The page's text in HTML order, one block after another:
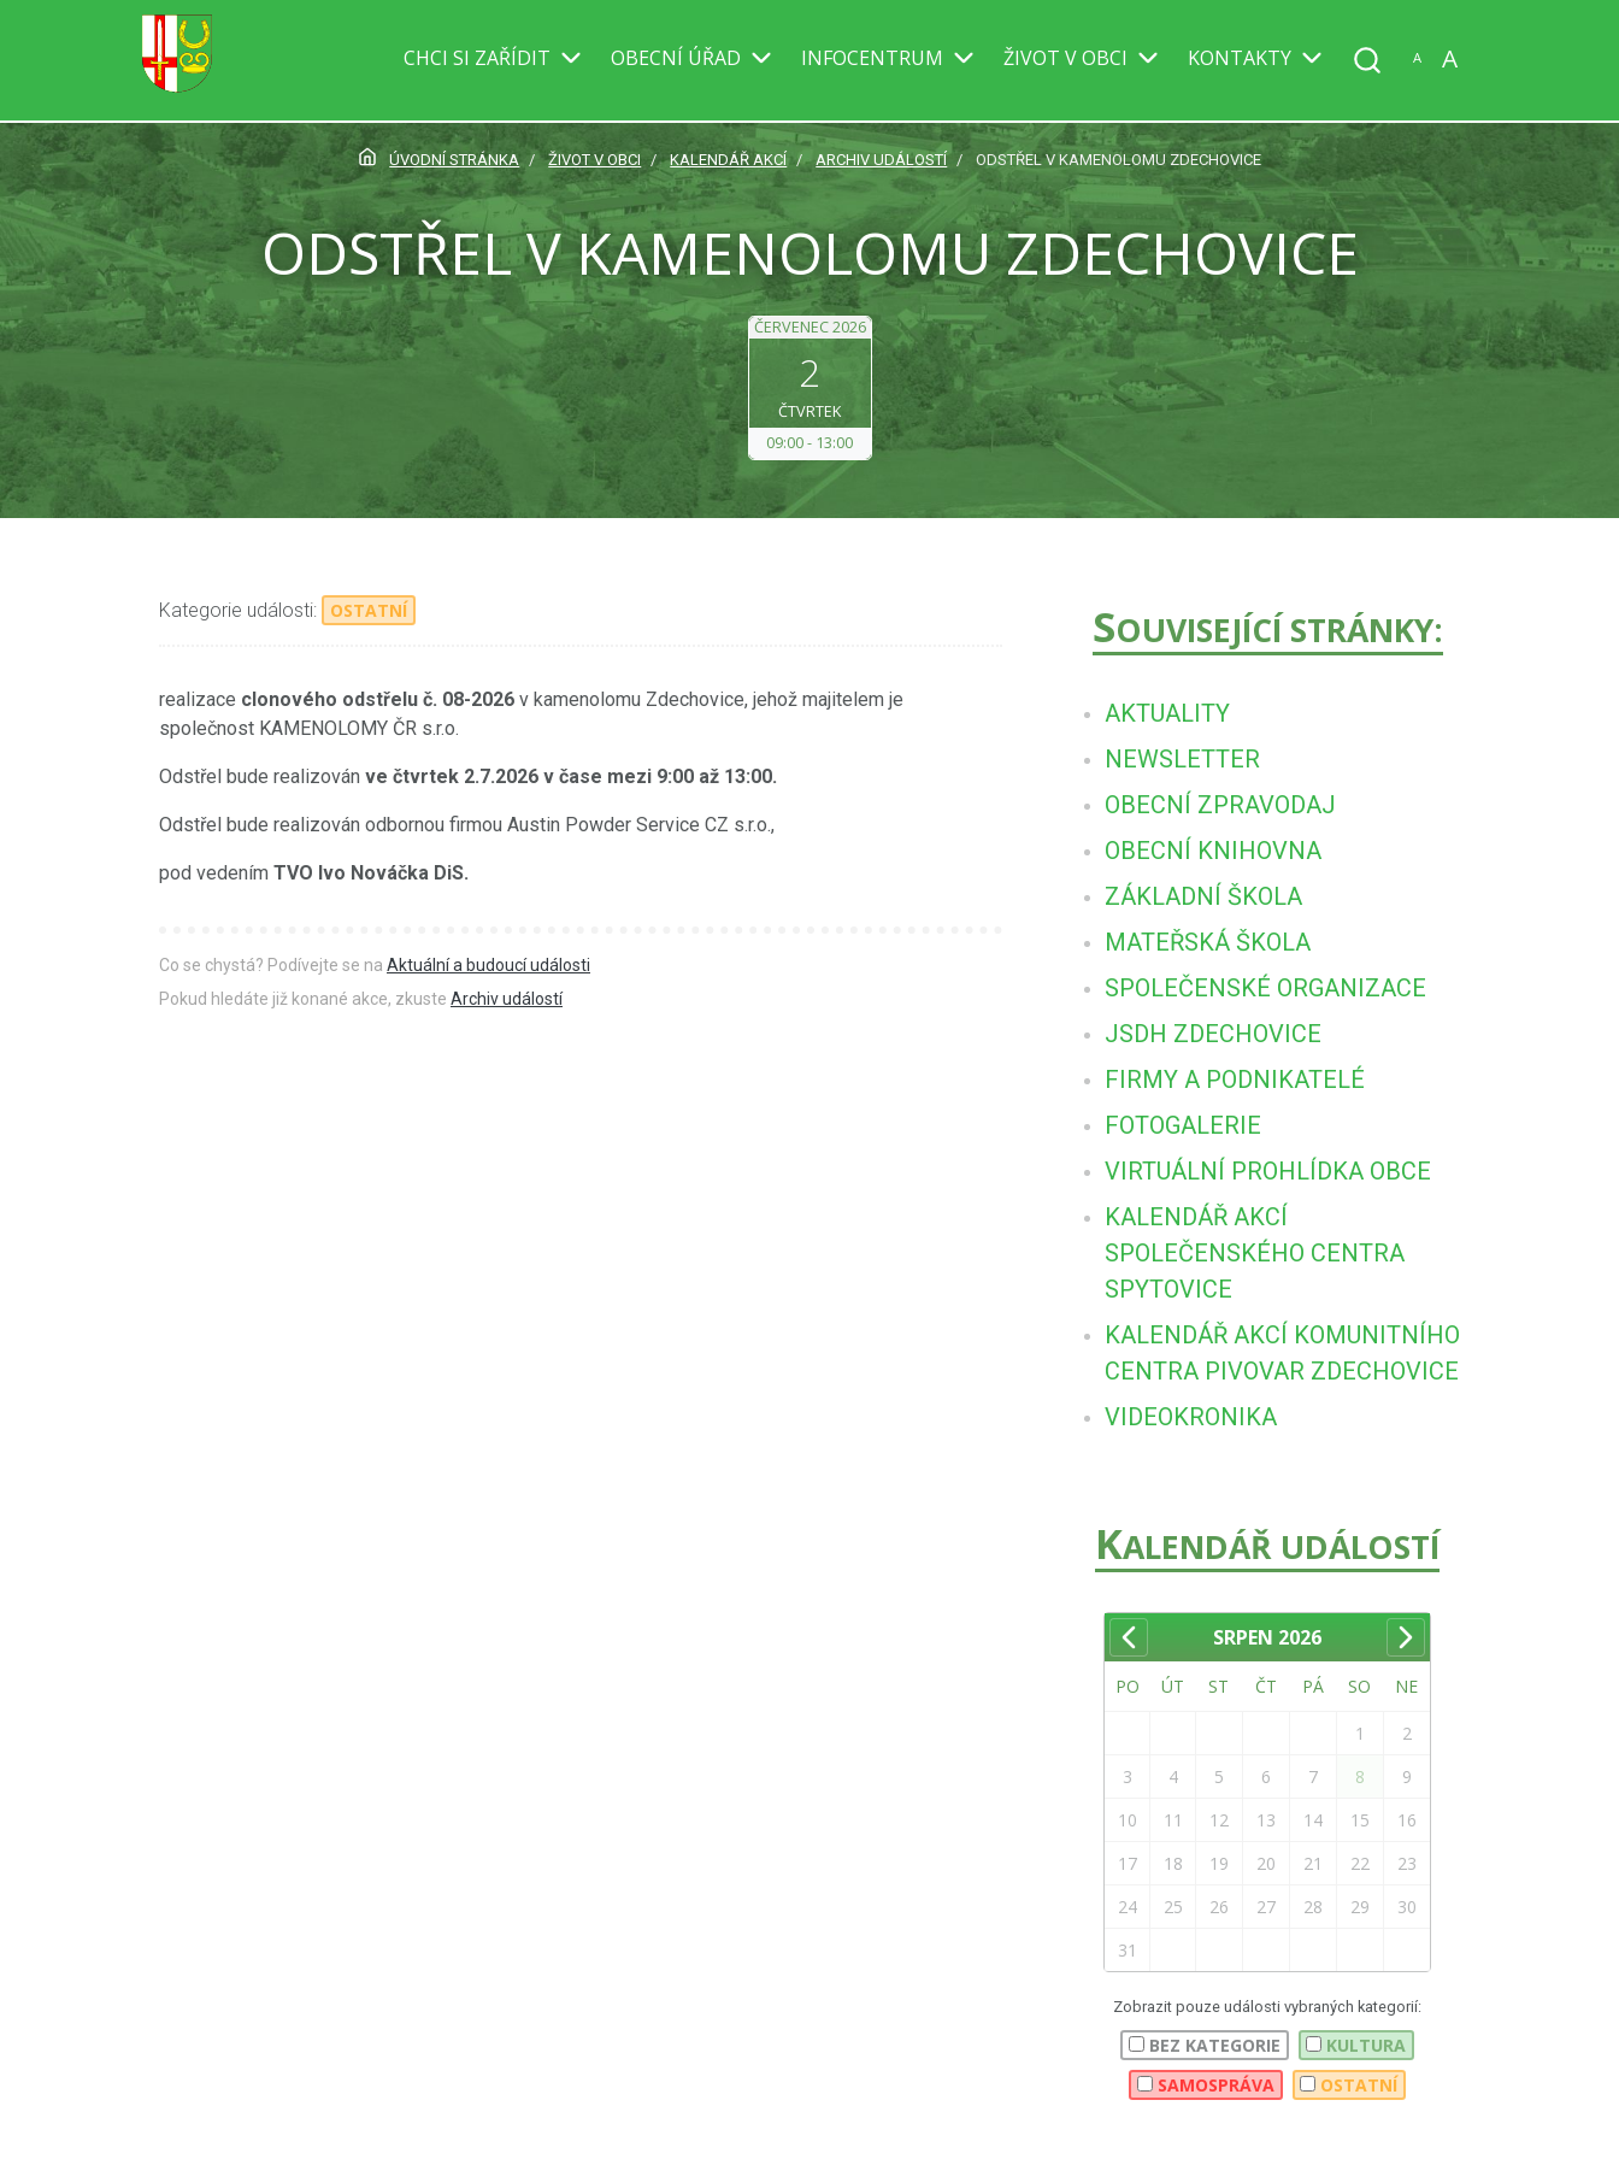
CHCI SI ZAŘÍDIT OBECNÍ ÚŘAD INFOCENTRUM ŽIVOT V OBCI KONTAKTY A A
ÚVODNÍ STRÁNKA ŽIVOT V OBCI KALENDÁŘ AKCÍ ARCHIV UDÁLOSTÍ ODSTŘEL V KAMENOLOMU ZDECHOVICE
ODSTŘEL V KAMENOLOMU ZDECHOVICE
ČERVENEC 2026
2
ČTVRTEK
09:00
13:00
Kategorie události: OSTATNÍ
realizace clonového odstřelu č. 08-2026 v kamenolomu Zdechovice, jehož majitelem je
společnost KAMENOLOMY ČR s.r.o.
Odstřel bude realizován ve čtvrtek 2.7.2026 v čase mezi 9:00 až 13:00.
Odstřel bude realizován odbornou firmou Austin Powder Service CZ s.r.o.,
pod vedením TVO Ivo Nováčka DiS.
Co se chystá? Podívejte se na Aktuální a budoucí události
Pokud hledáte již konané akce, zkuste Archiv událostí
SOUVISEJÍCÍ STRÁNKY:
AKTUALITY
NEWSLETTER
OBECNÍ ZPRAVODAJ
OBECNÍ KNIHOVNA
ZÁKLADNÍ ŠKOLA
MATEŘSKÁ ŠKOLA
SPOLEČENSKÉ ORGANIZACE
JSDH ZDECHOVICE
FIRMY A PODNIKATELÉ
FOTOGALERIE
VIRTUÁLNÍ PROHLÍDKA OBCE
KALENDÁŘ AKCÍ
SPOLEČENSKÉHO CENTRA
SPYTOVICE
KALENDÁŘ AKCÍ KOMUNITNÍHO
CENTRA PIVOVAR ZDECHOVICE
VIDEOKRONIKA
KALENDÁŘ UDÁLOSTÍ
SRPEN 2026
PO ÚT ST ČT PÁ SO NE
1
2
3
4 5 6 7 8
9
10
11 12 13 14 15
16
17
18 19 20 21 22
23
24
25 26 27 28 29
30
31
Zobrazit pouze události vybraných kategorií:
BEZ KATEGORIE
KULTURA
SAMOSPRÁVA
OSTATNÍ